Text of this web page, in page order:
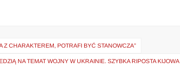
CHARAKTEREM, POTRAFI BYĆ STANOWCZA”
NA TEMAT WOJNY W UKRAINIE. SZYBKA RIPOSTA KIJOWA